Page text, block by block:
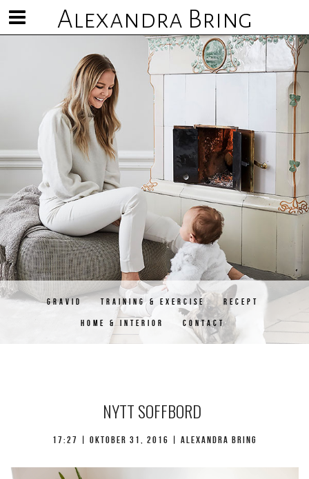
Alexandra Bring
Visa/göm
meny
GRAVID TRAINING & EXERCISE RECEPT
HOME & INTERIOR CONTACT
NYTT SOFFBORD
17:27 | oktober 31, 2016 | Alexandra Bring